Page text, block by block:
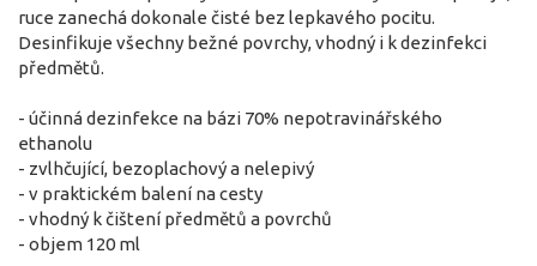
ruce zanechá dokonale čisté bez lepkavého pocitu.
Desinfikuje všechny bežné povrchy, vhodný i k dezinfekci
předmětů.
- účinná dezinfekce na bázi 70% nepotravinářského
ethanolu
- zvlhčující, bezoplachový a nelepivý
- v praktickém balení na cesty
- vhodný k čištení předmětů a povrchů
- objem 120 ml